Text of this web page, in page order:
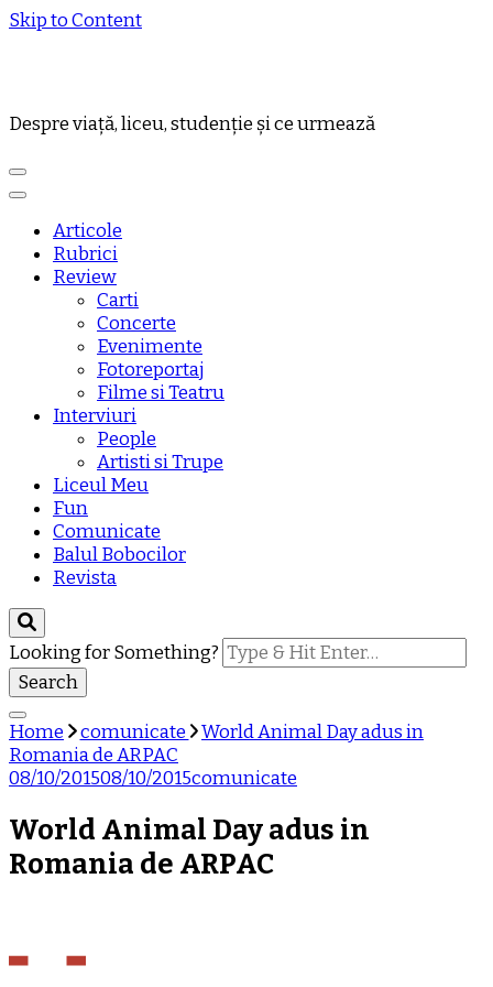
Skip to Content
Despre viață, liceu, studenție și ce urmează
Articole
Rubrici
Review
Carti
Concerte
Evenimente
Fotoreportaj
Filme si Teatru
Interviuri
People
Artisti si Trupe
Liceul Meu
Fun
Comunicate
Balul Bobocilor
Revista
Looking for Something?
Home comunicate
World Animal Day adus in
Romania de ARPAC
08/10/201508/10/2015comunicate
World Animal Day adus in
Romania de ARPAC